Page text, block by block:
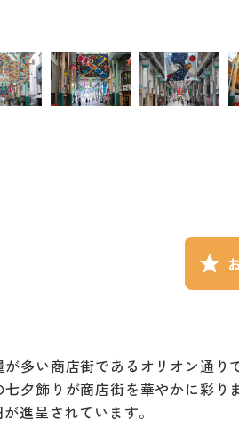
多い商店街であるオリオン通
七夕飾りが商店街を華やかに彩
進呈されています。